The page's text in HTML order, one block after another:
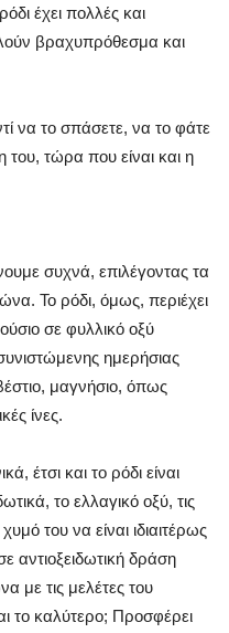
έχει πολλές και
βραχυπρόθεσμα και
να το σπάσετε, να το φάτε
του, τώρα που είναι και η
συχνά, επιλέγοντας τα
Το ρόδι, όμως, περιέχει
σε φυλλικό οξύ
ημερήσιας
μαγνήσιο, όπως
ίνες.
έτσι και το ρόδι είναι
το ελλαγικό οξύ, τις
του να είναι ιδιαιτέρως
αντιοξειδωτική δράση
με τις μελέτες του
το καλύτερο; Προσφέρει